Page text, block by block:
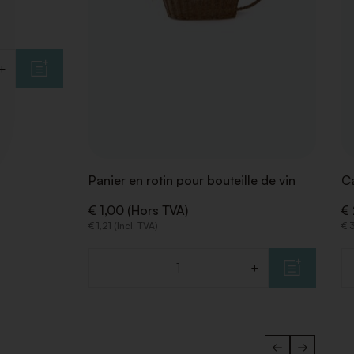
Panier en rotin pour bouteille de vin
€ 1,00 (Hors TVA)
€ 1,21 (Incl. TVA)
- +
€
€